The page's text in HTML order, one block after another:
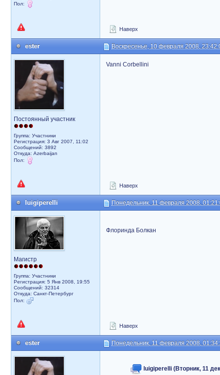
Пол:
Наверх
ester Воскресенье, 10 февраля 2008,
Постоянный участник
Группа: Участники
Регистрация: 3 Авг 2007, 11:02
Сообщений: 3892
Откуда: Azerbaijan
Пол:
Vanni Corbellini
Наверх
luigiperelli Понедельник, 11 февраля 2008,
Магистр
Группа: Участники
Регистрация: 5 Янв 2008, 19:55
Сообщений: 32314
Откуда: Санкт-Петербург
Пол:
Флоринда Болкан
Наверх
ester Понедельник, 11 февраля 2008,
luigiperelli (Вторник, 11